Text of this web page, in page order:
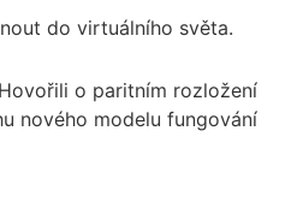
do virtuálního světa.
o paritním rozložení
nového modelu fungování